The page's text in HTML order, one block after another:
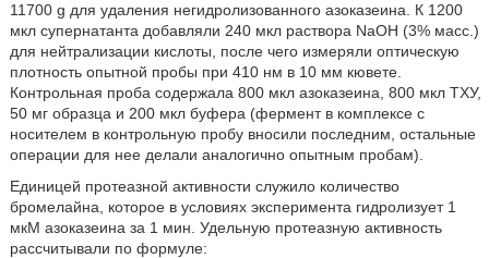
11700 g для удаления негидролизованного азоказеина. К 1200
мкл супернатанта добавляли 240 мкл раствора NaOH (3% масс.)
для нейтрализации кислоты, после чего измеряли оптическую
плотность опытной пробы при 410 нм в 10 мм кювете.
Контрольная проба содержала 800 мкл азоказеина, 800 мкл ТХУ,
50 мг образца и 200 мкл буфера (фермент в комплексе с
носителем в контрольную пробу вносили последним, остальные
операции для нее делали аналогично опытным пробам).
Единицей протеазной активности служило количество
бромелайна, которое в условиях эксперимента гидролизует 1
мкМ азоказеина за 1 мин. Удельную протеазную активность
рассчитывали по формуле: